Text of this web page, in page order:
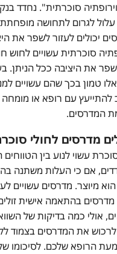
סוכרתית". נחדד
לגרום לתחושה
יכולים לעזור לשפר את
סוכרתית עשויים לחוש
את היציבה ככל הניתן.
טמון בכך שהם עשויים
להתייעץ עם רופא או מומחה
המדרסים.
מדרסים לחולי
עשוי לנוע בין
אם כי העלות משתנה
בהתאמה אישית
אולי כמה בדיקות של
את המדרסים בצמוד
מעת הרופא שלכם. לסיכומו